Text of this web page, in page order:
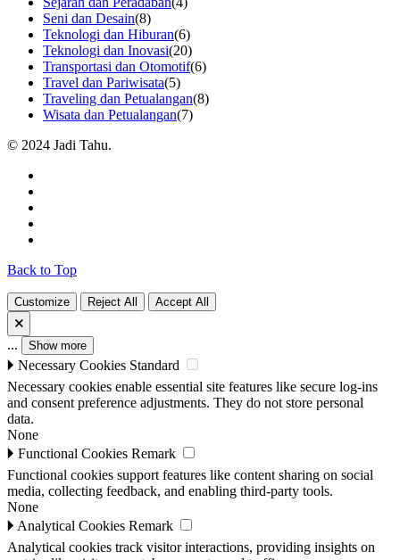
Seni dan Desain(8)
Teknologi dan Hiburan(6)
Teknologi dan Inovasi(20)
Transportasi dan Otomotif(6)
Travel dan Pariwisata(5)
Traveling dan Petualangan(8)
Wisata dan Petualangan(7)
© 2024 Jadi Tahu.
Back to Top
Customize Reject All
Accept All
🗙
... Show more
🞂 Necessary Cookies Standard
Necessary cookies enable essential site features like secure log-ins
and consent preference adjustments. They do not store personal
data.
None
🞂 Functional Cookies Remark
Functional cookies support features like content sharing on social
media, collecting feedback, and enabling third-party tools.
None
🞂 Analytical Cookies Remark
Analytical cookies track visitor interactions, providing insights on